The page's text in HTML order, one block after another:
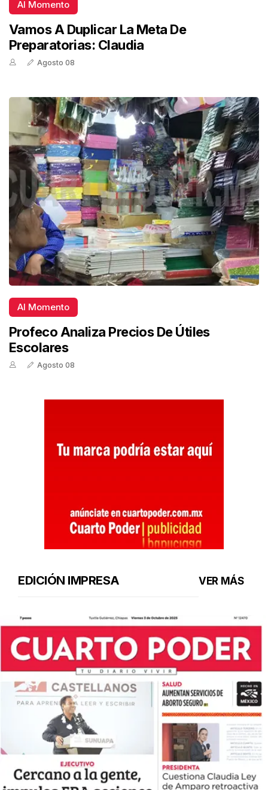
Al Momento
Vamos A Duplicar La Meta De
Preparatorias: Claudia
Agosto 08
Al Momento
Profeco Analiza Precios De Útiles
Escolares
Agosto 08
EDICIÓN IMPRESA VER MÁS